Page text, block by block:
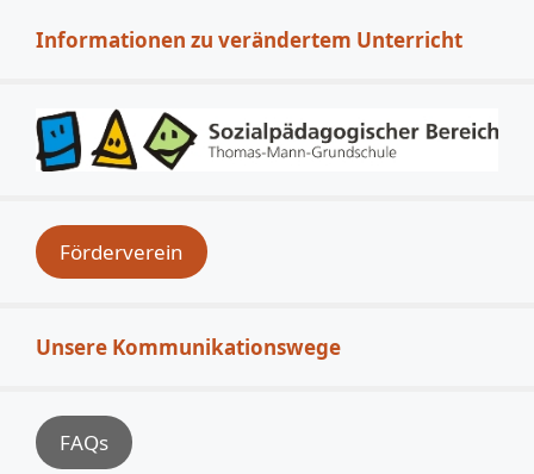
Informationen zu verändertem Unterricht
Förderverein
Unsere Kommunikationswege
FAQs